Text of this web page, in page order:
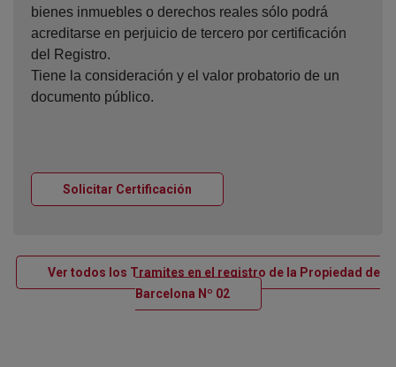
bienes inmuebles o derechos reales sólo podrá
acreditarse en perjuicio de tercero por certificación
del Registro.
Tiene la consideración y el valor probatorio de un
documento público.
Solicitar Certificación
Ver todos los Tramites en el registro de la Propiedad de
Barcelona Nº 02Ventana nueva